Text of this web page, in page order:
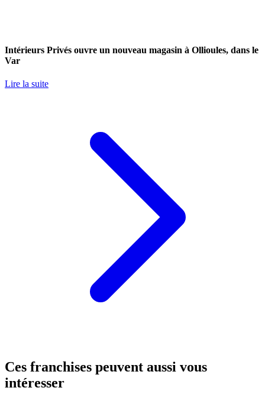
Intérieurs Privés ouvre un nouveau magasin à Ollioules, dans le
Var
Lire la suite
Ces franchises peuvent aussi vous
intéresser